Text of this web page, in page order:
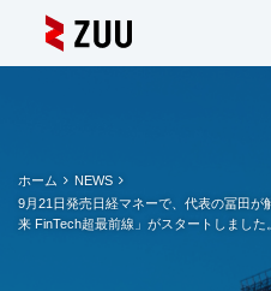
ホーム
NEWS
9月21日発売日経マネーで、代表の冨田
来 FinTech超最前線」がスタートしました。